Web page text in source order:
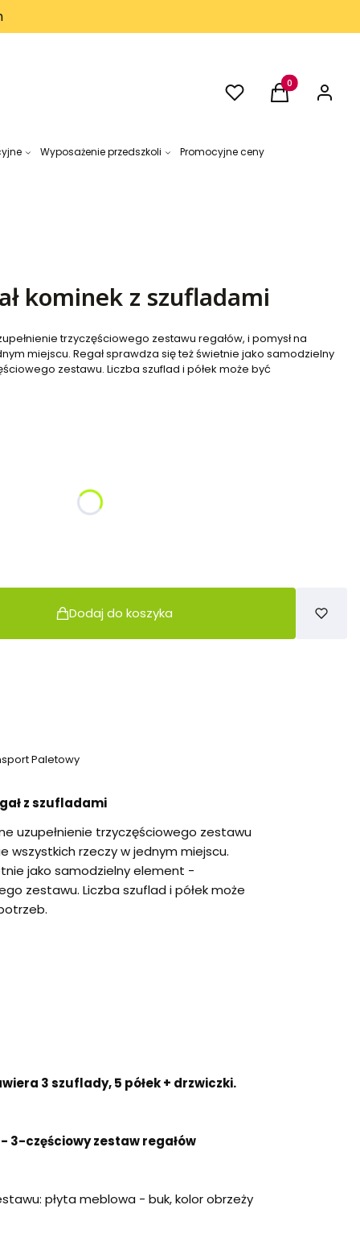
UlubioneProdukty w
Koszyk Zaloguj
Wyposażenie przedszkoli Promocyjne ceny
kominek z szufladami
trzyczęściowego zestawu regałów, i pomysł na
miejscu. Regał sprawdza się też świetnie jako samodzielny
zestawu. Liczba szuflad i półek może być
Dodaj do koszyka
Paletowy
z szufladami
uzupełnienie trzyczęściowego zestawu
wszystkich rzeczy w jednym miejscu.
jako samodzielny element -
zestawu. Liczba szuflad i półek może
3 szuflady, 5 półek + drzwiczki.
płyta meblowa - buk, kolor obrzeży